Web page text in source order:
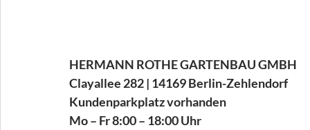
HERMANN ROTHE GARTENBAU GMBH
Clayallee 282 | 14169 Berlin-Zehlendorf
Kundenparkplatz vorhanden
Mo – Fr 8:00 – 18:00 Uhr